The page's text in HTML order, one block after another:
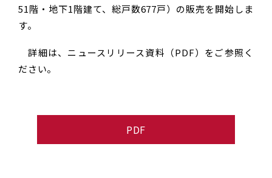
51階・地下1階建て、総戸数677戸）の販売を開始しま
す。
詳細は、ニュースリリース資料（PDF）をご参照く
ださい。
PDF